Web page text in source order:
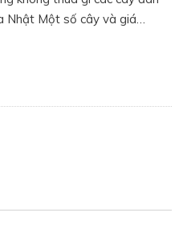
Nhật Một số cây và giá…